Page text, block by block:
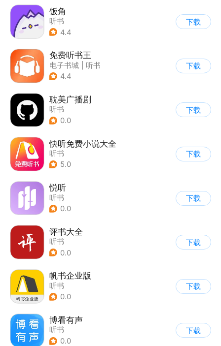
饭角
听书
4.4
下载
免费听书王
电子书城
听书
4.4
下载
耽美广播剧
听书
0.0
下载
快听免费小说大全
听书
5.0
下载
悦听
听书
0.0
下载
评书大全
听书
0.0
下载
帆书企业版
听书
0.0
下载
博看有声
听书
0.0
下载